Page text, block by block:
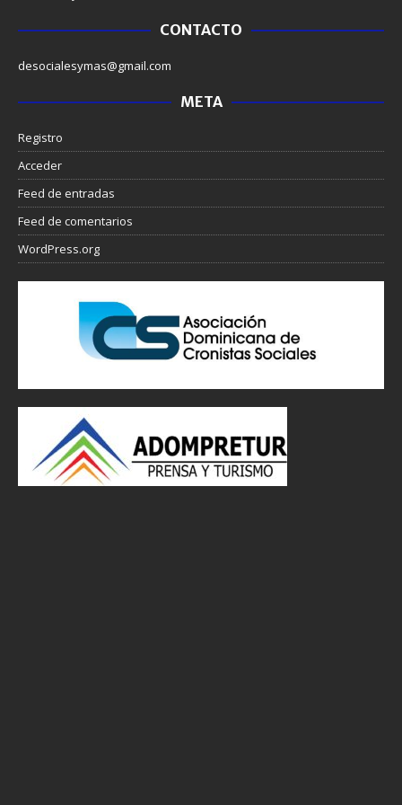
CONTACTO
desocialesymas@gmail.com
META
Registro
Acceder
Feed de entradas
Feed de comentarios
WordPress.org